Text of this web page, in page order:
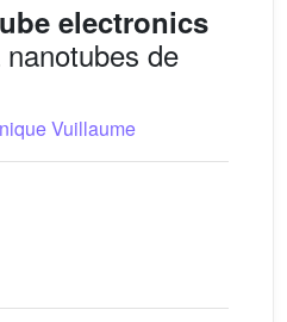
electronics
de
Vuillaume